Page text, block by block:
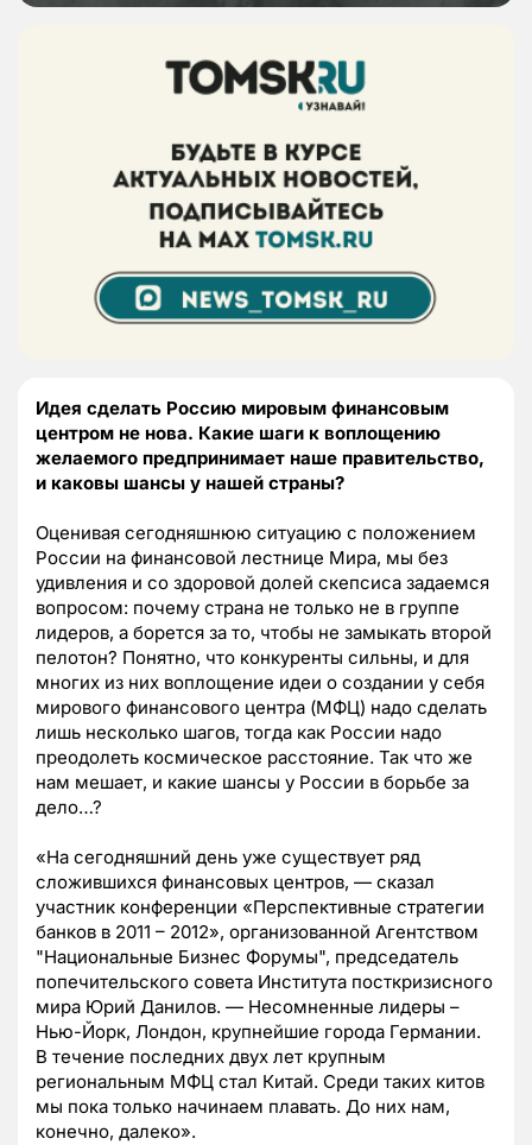
Идея сделать Россию мировым финансовым
центром не нова. Какие шаги к воплощению
желаемого предпринимает наше правительство,
и каковы шансы у нашей страны?
Оценивая сегодняшнюю ситуацию с положением
России на финансовой лестнице Мира, мы без
удивления и со здоровой долей скепсиса задаемся
вопросом: почему страна не только не в группе
лидеров, а борется за то, чтобы не замыкать второй
пелотон? Понятно, что конкуренты сильны, и для
многих из них воплощение идеи о создании у себя
мирового финансового центра (МФЦ) надо сделать
лишь несколько шагов, тогда как России надо
преодолеть космическое расстояние. Так что же
нам мешает, и какие шансы у России в борьбе за
дело…?
«На сегодняшний день уже существует ряд
сложившихся финансовых центров, — сказал
участник конференции «Перспективные стратегии
банков в 2011 – 2012», организованной Агентством
"Национальные Бизнес Форумы", председатель
попечительского совета Института посткризисного
мира Юрий Данилов. — Несомненные лидеры –
Нью-Йорк, Лондон, крупнейшие города Германии.
В течение последних двух лет крупным
региональным МФЦ стал Китай. Среди таких китов
мы пока только начинаем плавать. До них нам,
конечно, далеко».